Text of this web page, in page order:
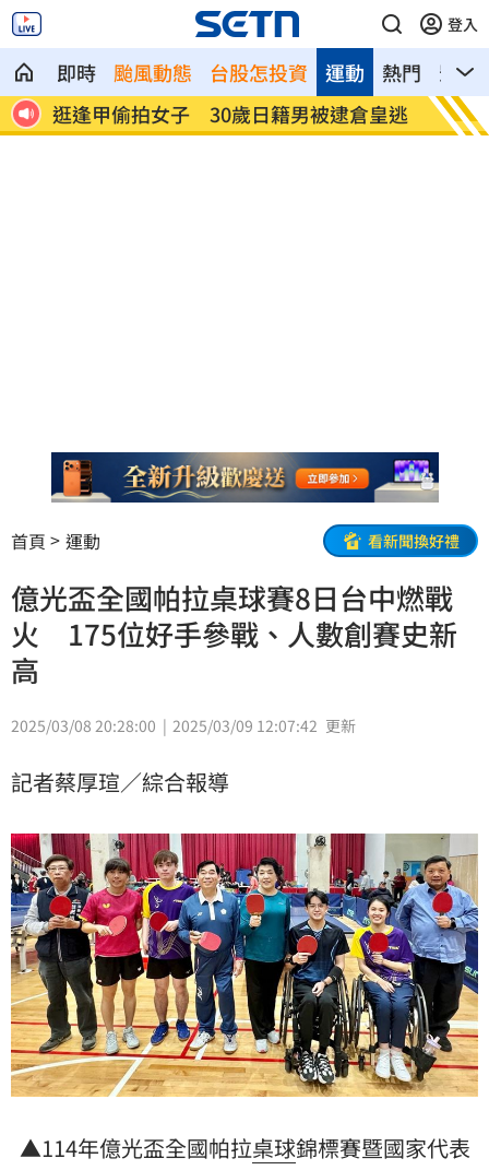
登入
即時 颱風動態 台股怎投資 熱門 影音
運動
逃
姜厚任揭「和女友前夫是好友」撇小三傳
言
挺賴
首頁 運動 看新聞換好禮
億光盃全國帕拉桌球賽8日台中燃戰
火 175位好手參戰、人數創賽史新
高
2025/03/08 20:28:00 2025/03/09 12:07:42 更新
記者蔡厚瑄／綜合報導
▲114年億光盃全國帕拉桌球錦標賽暨國家代表